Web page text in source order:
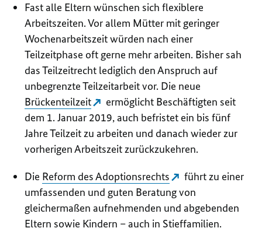
Fast alle Eltern wünschen sich flexiblere
Arbeitszeiten. Vor allem Mütter mit geringer
Wochenarbeitszeit würden nach einer
Teilzeitphase oft gerne mehr arbeiten. Bisher sah
das Teilzeitrecht lediglich den Anspruch auf
unbegrenzte Teilzeitarbeit vor. Die neue
Brückenteilzeit
ermöglicht Beschäftigten seit
dem 1. Januar 2019, auch befristet ein bis fünf
Jahre Teilzeit zu arbeiten und danach wieder zur
vorherigen Arbeitszeit zurückzukehren.
Die Reform des Adoptionsrechts
führt zu einer
umfassenden und guten Beratung von
gleichermaßen aufnehmenden und abgebenden
Eltern sowie Kindern – auch in Stieffamilien.